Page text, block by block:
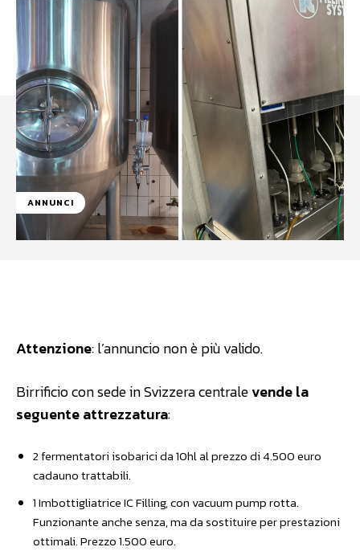
ANNUNCI
Attenzione: l’annuncio non è più valido.
Birrificio con sede in Svizzera centralevende la
seguente attrezzatura:
2 fermentatori isobarici da 10hl al prezzo di 4.500 euro
cadauno trattabili.
1 Imbottigliatrice IC Filling, con vacuum pump rotta.
Funzionante anche senza, ma da sostituire per prestazioni
ottimali. Prezzo 1.500 euro.